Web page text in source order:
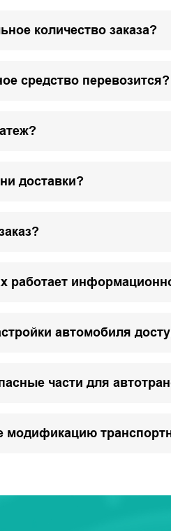
количество заказа?
средство перевозится?
доставки?
работает
автомобиля
части для